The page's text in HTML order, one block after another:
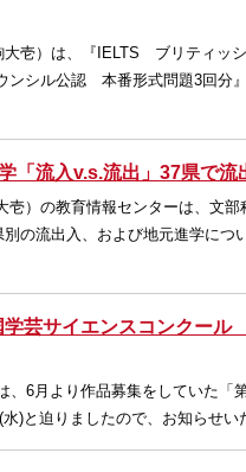
壱）は、『IELTS ブリティッ
シル公認 本番形式問題3回分
流入v.s.流出」37県で流
）の教育情報センターは、文部
の流出入、および地元進学につ
芸サイエンスコンクー
6月より作品募集をしていた「
)と迫りましたので、お知らせい